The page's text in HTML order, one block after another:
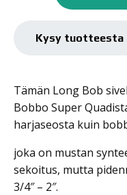
Kysy tuotteesta
Tämän Long Bob
Bobbo Super
harjaseosta kuin
joka on mustan
sekoitus, mutta
3/4″ – 2″.